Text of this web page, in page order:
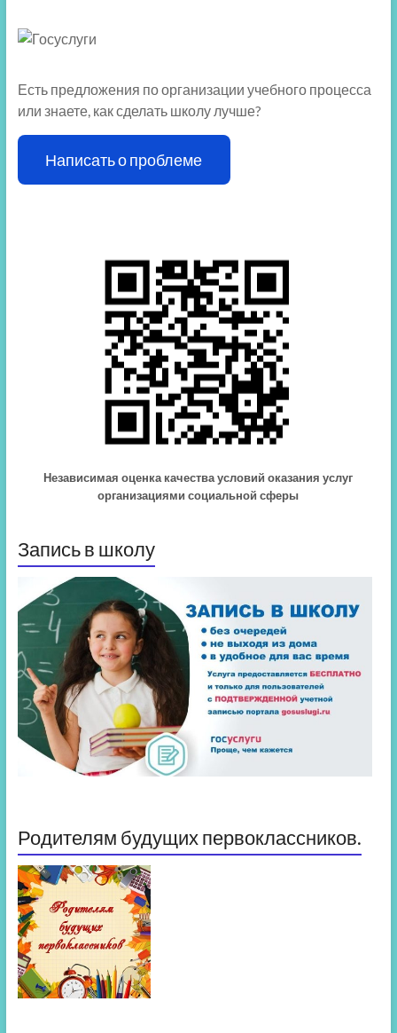
Есть предложения по организации учебного процесса
или знаете, как сделать школу лучше?
Написать о проблеме
Независимая оценка качества условий оказания услуг
организациями социальной сферы
Запись в школу
Родителям будущих первоклассников.